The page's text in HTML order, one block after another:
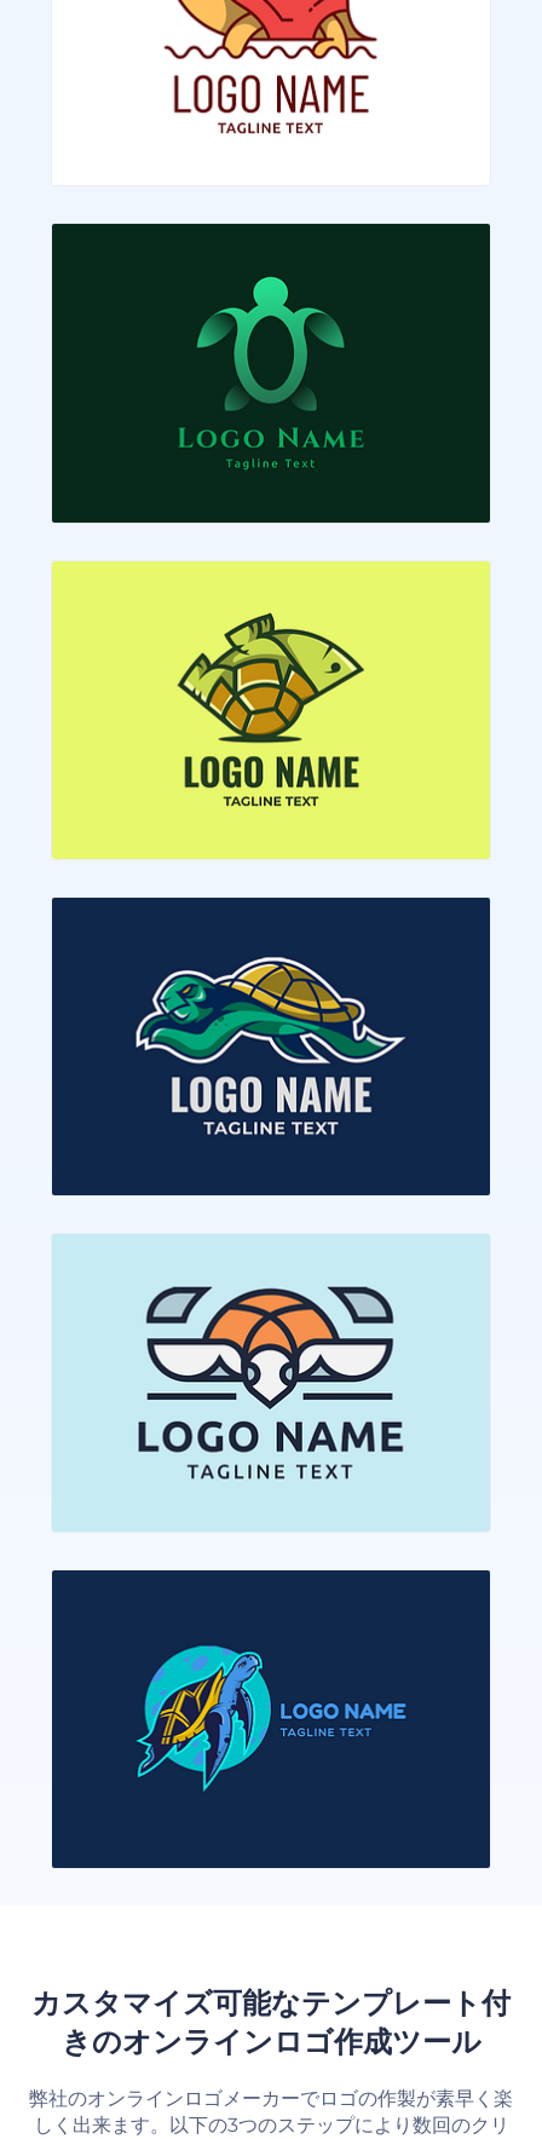
カスタマイズ可能なテンプレート付
きのオンラインロゴ作成ツール
弊社のオンラインロゴメーカーでロゴの作製が素早く楽
しく出来ます。以下の3つのステップにより数回のクリ